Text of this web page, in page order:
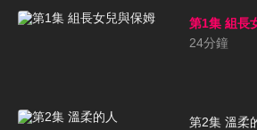
第1集 組長
24分鐘
第2集 溫柔